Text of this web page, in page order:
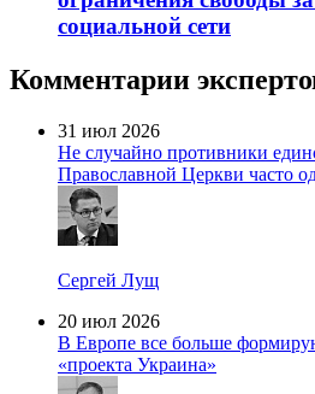
социальной сети
Комментарии
31 июл 2026
Не случайно противники
Православной Церкви часто
Сергей Лущ
20 июл 2026
В Европе все больше
«проекта Украина»